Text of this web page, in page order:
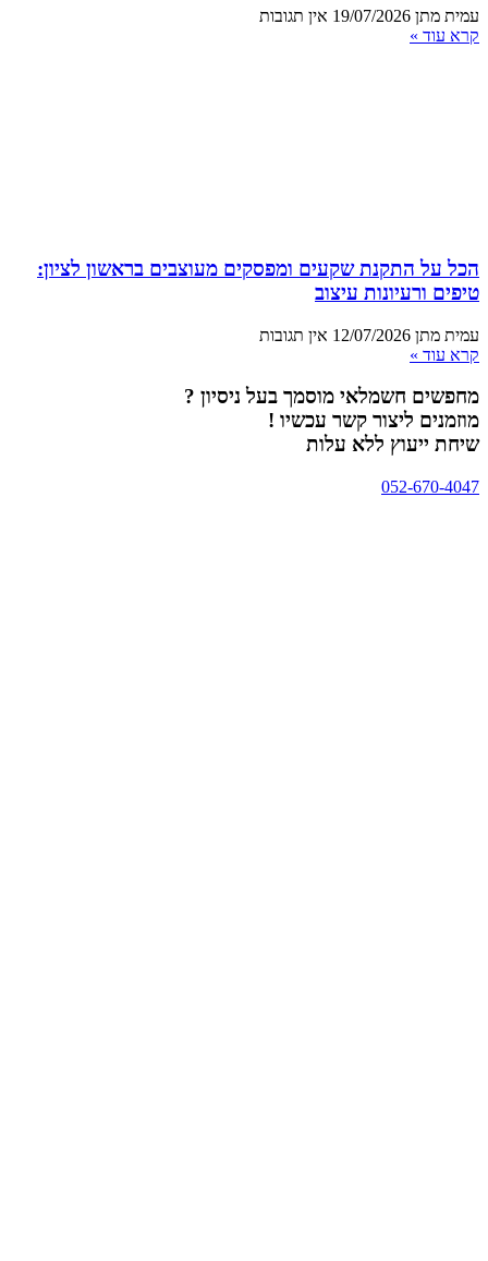
עמית מתן 19/07/2026 אין תגובות
קרא עוד »
הכל על התקנת שקעים ומפסקים מעוצבים בראשון לציון:
טיפים ורעיונות עיצוב
עמית מתן 12/07/2026 אין תגובות
קרא עוד »
מחפשים חשמלאי מוסמך בעל ניסיון ?
מוזמנים ליצור קשר עכשיו !
שיחת ייעוץ ללא עלות
052-670-4047